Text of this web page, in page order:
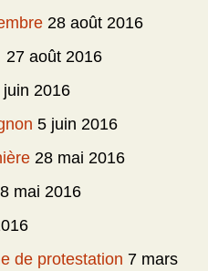
28 août 2016
27 août 2016
juin 2016
5 juin 2016
28 mai 2016
mai 2016
de protestation 7 mars